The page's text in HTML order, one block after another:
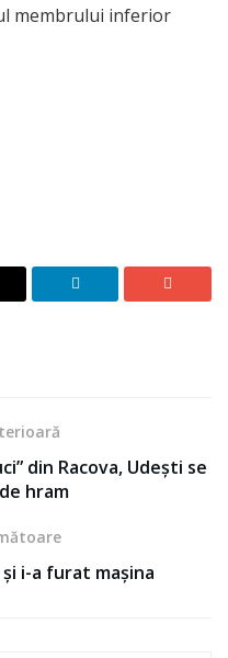
membrului inferior
din Racova, Udești se
hram
i-a furat mașina